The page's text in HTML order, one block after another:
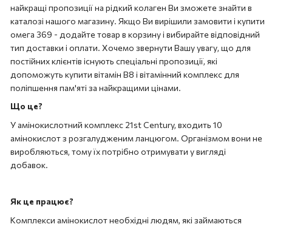
найкращі пропозиції на рідкий колаген Ви зможете знайти в
каталозі нашого магазину. Якщо Ви вирішили замовити і купити
омега 369 - додайте товар в корзину і вибирайте відповідний
тип доставки і оплати. Хочемо звернути Вашу увагу, що для
постійних клієнтів існують спеціальні пропозиції, які
допоможуть купити вітамін В8 і вітамінний комплекс для
поліпшення пам'яті за найкращими цінами.
Що це?
У амінокислотний комплекс 21st Century, входить 10
амінокислот з розгалудженим ланцюгом. Організмом вони не
виробляються, тому їх потрібно отримувати у вигляді
добавок.
Як це працює?
Комплекси амінокислот необхідні людям, які займаються